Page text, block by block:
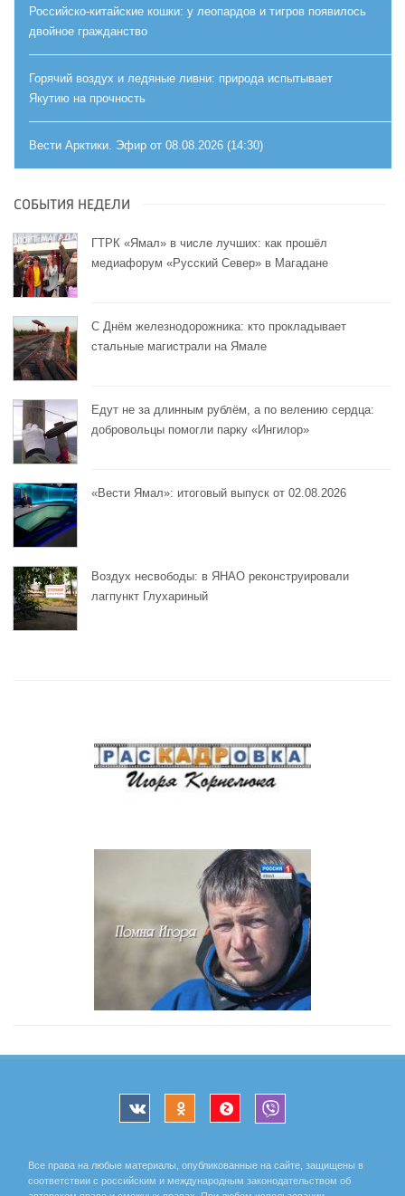
Российско-китайские кошки: у леопардов и тигров появилось
двойное гражданство
Горячий воздух и ледяные ливни: природа испытывает
Якутию на прочность
Вести Арктики. Эфир от 08.08.2026 (14:30)
СОБЫТИЯ НЕДЕЛИ
ГТРК «Ямал» в числе лучших: как прошёл
медиафорум «Русский Север» в Магадане
С Днём железнодорожника: кто прокладывает
стальные магистрали на Ямале
Едут не за длинным рублём, а по велению сердца:
добровольцы помогли парку «Ингилор»
«Вести Ямал»: итоговый выпуск от 02.08.2026
Воздух несвободы: в ЯНАО реконструировали
лагпункт Глухариный
Все права на любые материалы, опубликованные на сайте, защищены в
соответствии с российским и международным законодательством об